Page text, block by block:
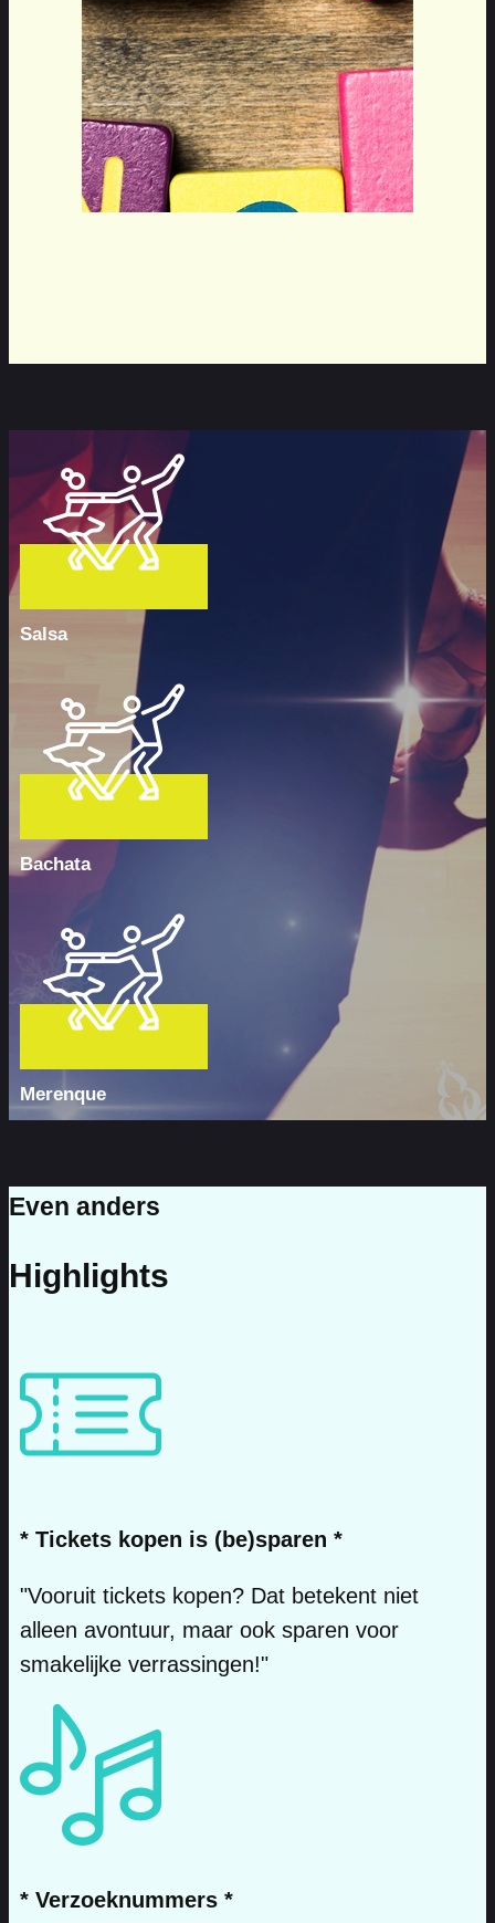
Salsa
Bachata
Merenque
Even anders
Highlights
* Tickets kopen is (be)sparen *
"Vooruit tickets kopen? Dat betekent niet
alleen avontuur, maar ook sparen voor
smakelijke verrassingen!"
* Verzoeknummers *